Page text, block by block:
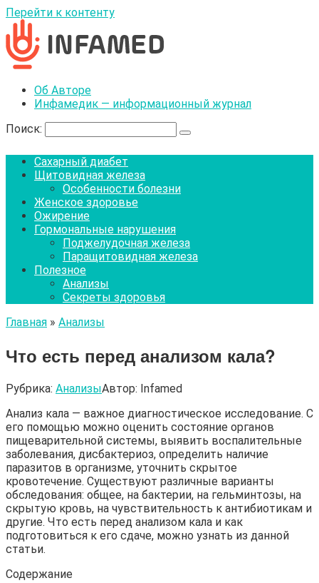
Перейти к контенту
Об Авторе
Инфамедик — информационный журнал
Поиск:
Сахарный диабет
Щитовидная железа
Особенности болезни
Женское здоровье
Ожирение
Гормональные нарушения
Поджелудочная железа
Паращитовидная железа
Полезное
Анализы
Секреты здоровья
Главная » Анализы
Что есть перед анализом кала?
Рубрика: АнализыАвтор: Infamed
Анализ кала — важное диагностическое исследование. С
его помощью можно оценить состояние органов
пищеварительной системы, выявить воспалительные
заболевания, дисбактериоз, определить наличие
паразитов в организме, уточнить скрытое
кровотечение. Существуют различные варианты
обследования: общее, на бактерии, на гельминтозы, на
скрытую кровь, на чувствительность к антибиотикам и
другие. Что есть перед анализом кала и как
подготовиться к его сдаче, можно узнать из данной
статьи.
Содержание